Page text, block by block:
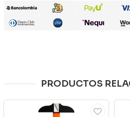
PRODUCTOS